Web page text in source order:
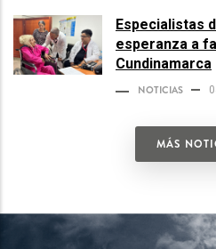
Especialistas
esperanza a
Cundinamarca
NOTICIAS
MÁS